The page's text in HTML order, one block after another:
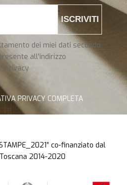
ISCRIVITI
dei miei dati secondo
all'indirizzo
privacy
PRIVACY COMPLETA
co-finanziato dal
Toscana 2014-2020